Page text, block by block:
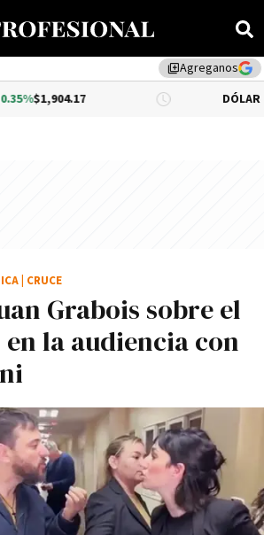
library_addAgreganos
DÓLAR BNA
Grabois sobre el
la audiencia con
CRUCE